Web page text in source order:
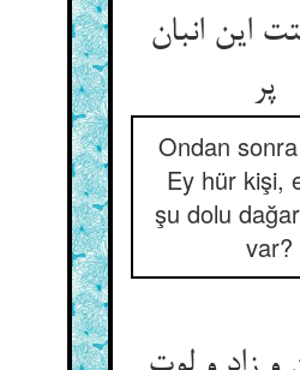
این انبان
پر
Ondan
Ey hür kişi,
şu dolu
var?